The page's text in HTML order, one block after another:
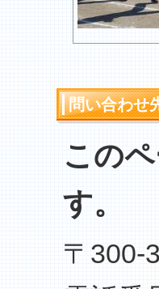
問い合わせ
この
す。
〒300-